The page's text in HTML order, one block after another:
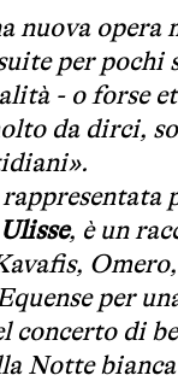
nuova
per
- o forse
da dirci,
, è un
per
di
Notte